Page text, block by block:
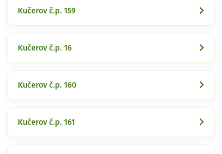
Kučerov č.p. 159
Kučerov č.p. 16
Kučerov č.p. 160
Kučerov č.p. 161